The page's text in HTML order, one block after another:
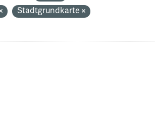
Stadtgrundkarte